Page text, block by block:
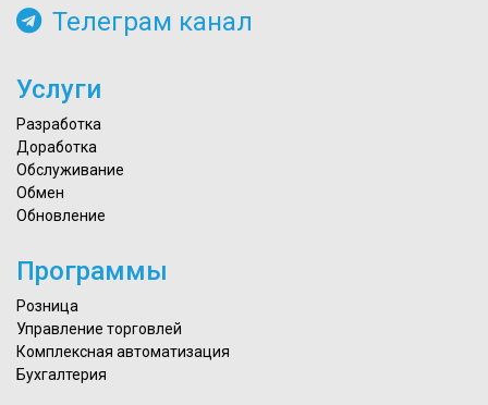
Телеграм канал
Услуги
Разработка
Доработка
Обслуживание
Обмен
Обновление
Программы
Розница
Управление торговлей
Комплексная автоматизация
Бухгалтерия